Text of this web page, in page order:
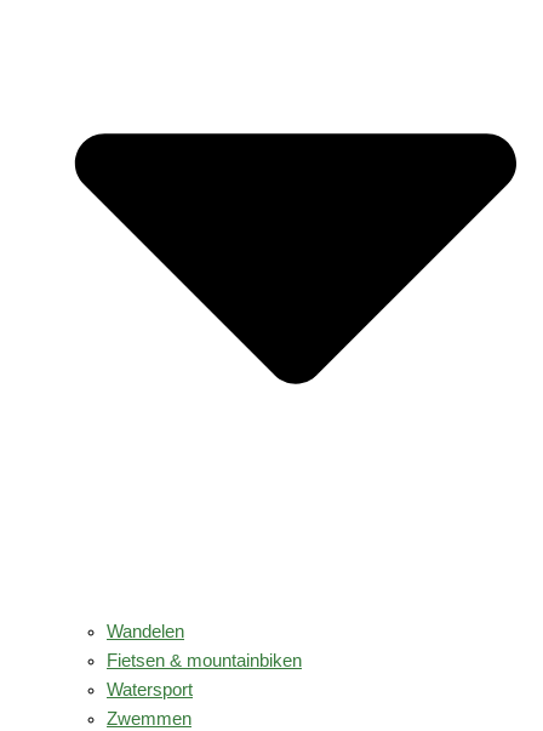
Wandelen
Fietsen & mountainbiken
Watersport
Zwemmen